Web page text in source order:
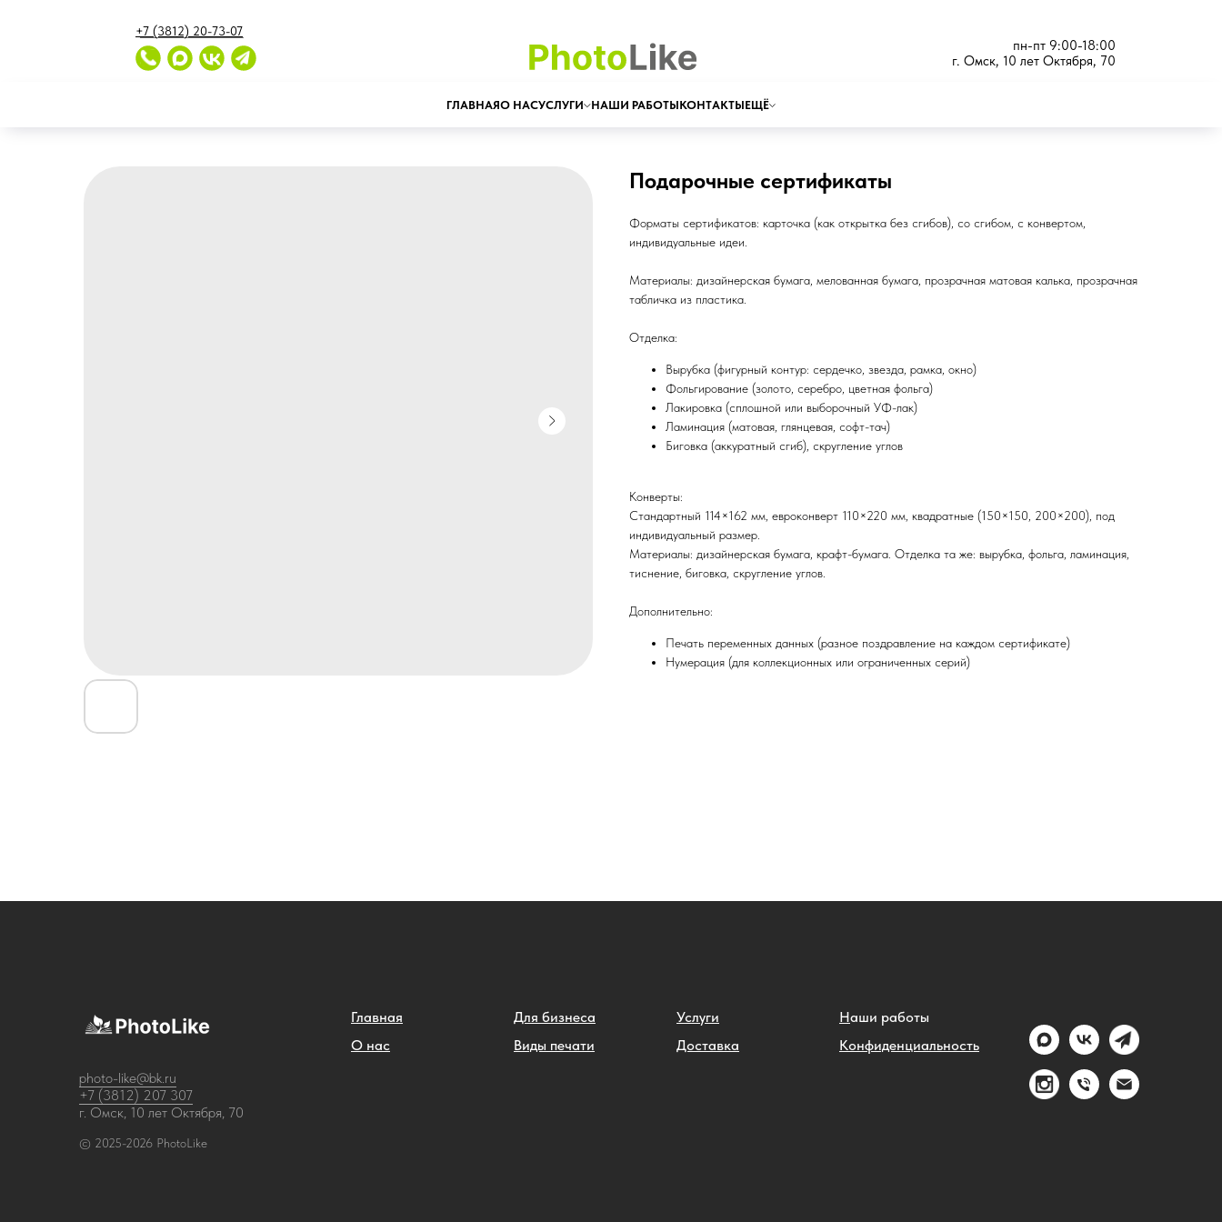
пн-пт 9:00-18:00
г. Омск, 10 лет Октября, 70
+7 (3812) 20-73-07
ГЛАВНАЯО НАСУСЛУГИ НАШИ РАБОТЫКОНТАКТЫЕЩЁ
Подарочные сертификаты
Форматы сертификатов: карточка (как открытка без сгибов), со сгибом, с конвертом,
индивидуальные идеи.
Материалы: дизайнерская бумага, мелованная бумага, прозрачная матовая калька, прозрачная
табличка из пластика.
Отделка:
Вырубка (фигурный контур: сердечко, звезда, рамка, окно)
Фольгирование (золото, серебро, цветная фольга)
Лакировка (сплошной или выборочный УФ-лак)
Ламинация (матовая, глянцевая, софт-тач)
Биговка (аккуратный сгиб), скругление углов
Конверты:
Стандартный 114×162 мм, евроконверт 110×220 мм, квадратные (150×150, 200×200), под
индивидуальный размер.
Материалы: дизайнерская бумага, крафт-бумага. Отделка та же: вырубка, фольга, ламинация,
тиснение, биговка, скругление углов.
Дополнительно:
Печать переменных данных (разное поздравление на каждом сертификате)
Нумерация (для коллекционных или ограниченных серий)
photo-like@bk.ru
+7 (3812) 207 307
г. Омск, 10 лет Октября, 70
© 2025-2026 PhotoLike
Главная
О нас
Для бизнеса
Виды печати
Услуги
Доставка
Наши работы
Конфиденциальность